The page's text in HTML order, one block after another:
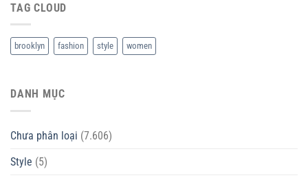
TAG CLOUD
brooklyn fashion style women
DANH MỤC
Chưa phân loại (7.606)
Style (5)